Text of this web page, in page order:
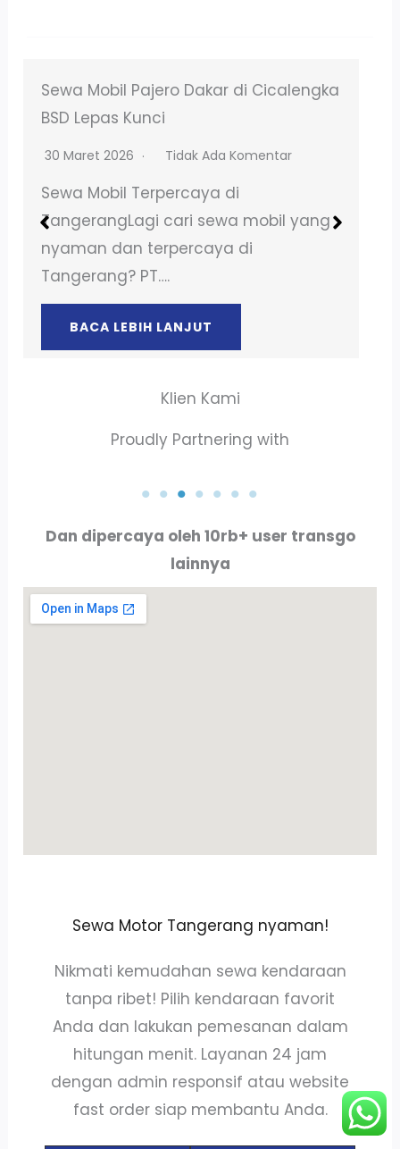
Sewa Mobil Pajero Dakar Termurah di
Perigi Baru
11 Maret 2026 Tidak Ada Komentar
Sewa Mobil Terpercaya di
TangerangLagi cari sewa mobil yang
nyaman dan terpercaya di
Tangerang? PT….
BACA LEBIH LANJUT
Klien Kami
Proudly Partnering with
Dan dipercaya oleh 10rb+ user transgo
lainnya
Sewa Motor Tangerang nyaman!
Nikmati kemudahan sewa kendaraan
tanpa ribet! Pilih kendaraan favorit
Anda dan lakukan pemesanan dalam
hitungan menit. Layanan 24 jam
dengan admin responsif atau website
fast order siap membantu Anda.